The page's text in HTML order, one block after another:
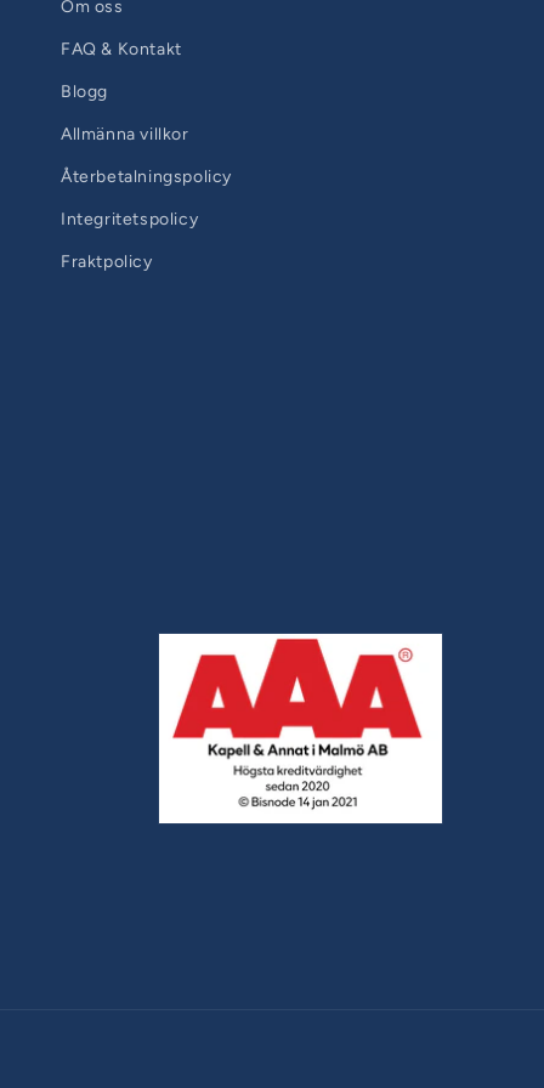
Om oss
FAQ & Kontakt
Blogg
Allmänna villkor
Återbetalningspolicy
Integritetspolicy
Fraktpolicy